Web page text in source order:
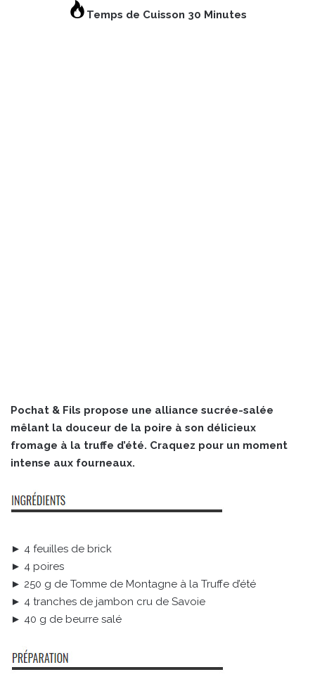
Temps de Cuisson 30 Minutes
Pochat & Fils propose une alliance sucrée-salée
mêlant la douceur de la poire à son délicieux
fromage à la truffe d’été. Craquez pour un moment
intense aux fourneaux.
► 4 feuilles de brick
► 4 poires
► 250 g de Tomme de Montagne à la Truffe d’été
► 4 tranches de jambon cru de Savoie
► 40 g de beurre salé